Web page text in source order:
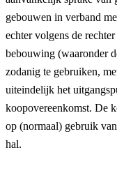
gebouwen in verband
echter volgens de
bebouwing (waaronder
zodanig te gebruiken,
uiteindelijk het
koopovereenkomst. De
op (normaal) gebruik
hal.